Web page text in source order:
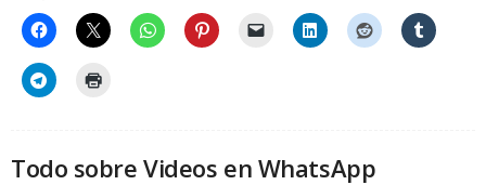
Todo sobre Videos en WhatsApp